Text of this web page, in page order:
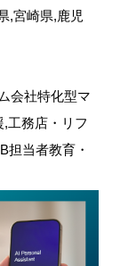
,宮崎県,鹿児
会社特化型マ
工務店・リフ
担当者教育・